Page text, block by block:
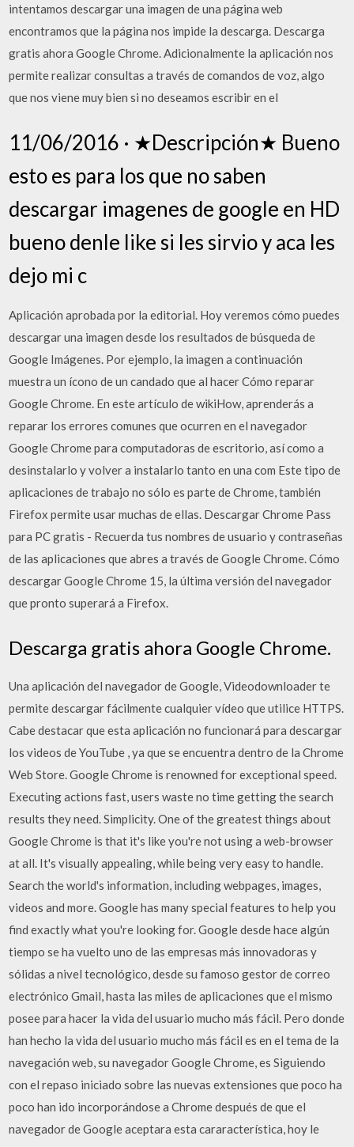
intentamos descargar una imagen de una página web
encontramos que la página nos impide la descarga. Descarga
gratis ahora Google Chrome. Adicionalmente la aplicación nos
permite realizar consultas a través de comandos de voz, algo
que nos viene muy bien si no deseamos escribir en el
11/06/2016 · ★Descripción★ Bueno
esto es para los que no saben
descargar imagenes de google en HD
bueno denle like si les sirvio y aca les
dejo mi c
Aplicación aprobada por la editorial. Hoy veremos cómo puedes
descargar una imagen desde los resultados de búsqueda de
Google Imágenes. Por ejemplo, la imagen a continuación
muestra un ícono de un candado que al hacer Cómo reparar
Google Chrome. En este artículo de wikiHow, aprenderás a
reparar los errores comunes que ocurren en el navegador
Google Chrome para computadoras de escritorio, así como a
desinstalarlo y volver a instalarlo tanto en una com Este tipo de
aplicaciones de trabajo no sólo es parte de Chrome, también
Firefox permite usar muchas de ellas. Descargar Chrome Pass
para PC gratis - Recuerda tus nombres de usuario y contraseñas
de las aplicaciones que abres a través de Google Chrome. Cómo
descargar Google Chrome 15, la última versión del navegador
que pronto superará a Firefox.
Descarga gratis ahora Google Chrome.
Una aplicación del navegador de Google, Videodownloader te
permite descargar fácilmente cualquier vídeo que utilice HTTPS.
Cabe destacar que esta aplicación no funcionará para descargar
los videos de YouTube , ya que se encuentra dentro de la Chrome
Web Store. Google Chrome is renowned for exceptional speed.
Executing actions fast, users waste no time getting the search
results they need. Simplicity. One of the greatest things about
Google Chrome is that it's like you're not using a web-browser
at all. It's visually appealing, while being very easy to handle.
Search the world's information, including webpages, images,
videos and more. Google has many special features to help you
find exactly what you're looking for. Google desde hace algún
tiempo se ha vuelto uno de las empresas más innovadoras y
sólidas a nivel tecnológico, desde su famoso gestor de correo
electrónico Gmail, hasta las miles de aplicaciones que el mismo
posee para hacer la vida del usuario mucho más fácil. Pero donde
han hecho la vida del usuario mucho más fácil es en el tema de la
navegación web, su navegador Google Chrome, es Siguiendo
con el repaso iniciado sobre las nuevas extensiones que poco ha
poco han ido incorporándose a Chrome después de que el
navegador de Google aceptara esta cararacterística, hoy le